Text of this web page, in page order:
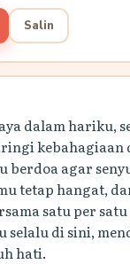
Salin
dalam hariku,
kebahagiaan
berdoa agar
tetap hangat,
satu per
selalu di sini,
hati.